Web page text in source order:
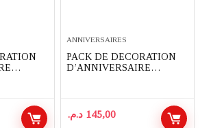
ANNIVERSAIRES
PACK DE DECORATION
D’ANNIVERSAIRE
145,00 د.م.